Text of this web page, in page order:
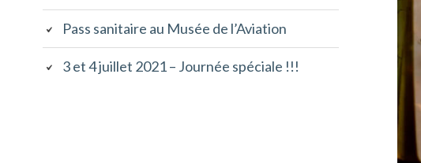
Pass sanitaire au Musée de l’Aviation
3 et 4 juillet 2021 – Journée spéciale !!!